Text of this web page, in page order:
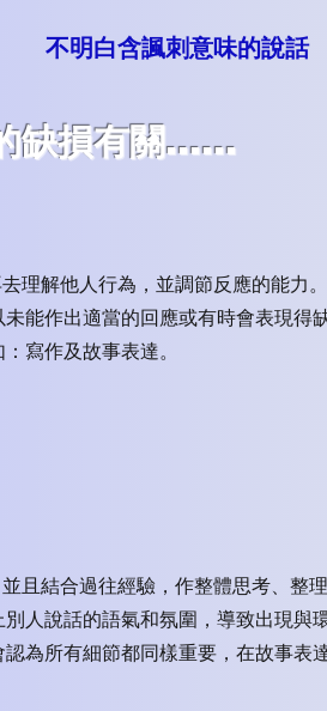
不明白含諷刺意味的說話
缺損有關......
理解他人行為，並調節反應的能力。
能作出適當的回應或有時會表現得缺
寫作及故事表達。
且結合過往經驗，作整體思考、整理
人說話的語氣和氛圍，導致出現與
為所有細節都同樣重要，在故事表